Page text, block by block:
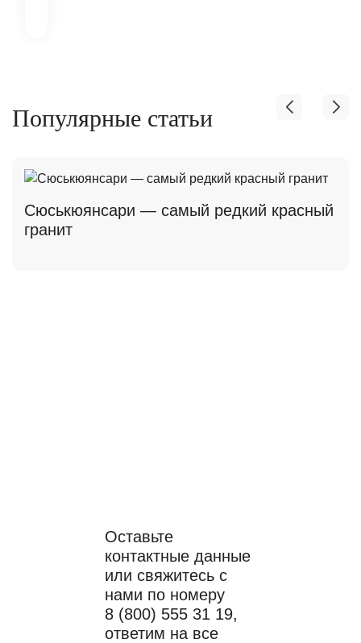
Популярные статьи
Сюськюянсари — самый редкий красный
гранит
Оставьте
контактные данные
или свяжитесь с
нами по номеру
8 (800) 555 31 19,
ответим на все